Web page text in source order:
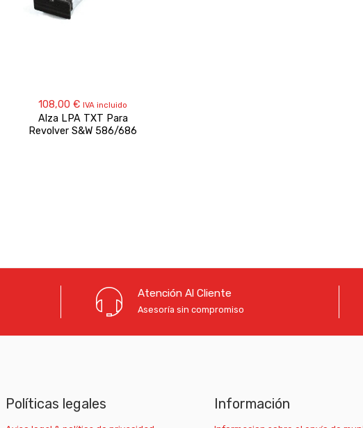
108,00€ IVA incluido
Alza LPA TXT Para
Revolver S&W 586/686
Atención Al Cliente
Asesoría sin compromiso
Políticas legales Información